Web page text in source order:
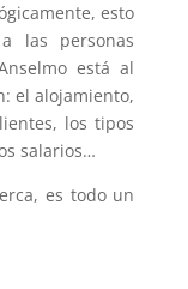
esto
las personas
está al
el alojamiento,
los tipos
salarios…
es todo un